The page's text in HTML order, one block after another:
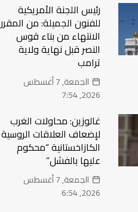
رئيس اللجنة الأمريكية
للفنون الجميلة: من المقرر
الانتهاء من بناء قوس
النصر قبل نهاية ولاية
ترامب
الجمعة, 7 أغسطس
2026, 7:54
غالوزين: محاولات الغرب
لإضعاف العلاقات الروسية
الكازاخستانية “محكوم
عليها بالفشل”
الجمعة, 7 أغسطس
2026, 6:54